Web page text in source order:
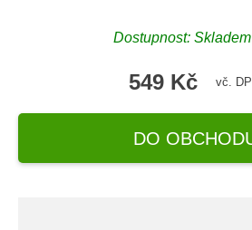
Dostupnost:
549 Kč vč.
DO